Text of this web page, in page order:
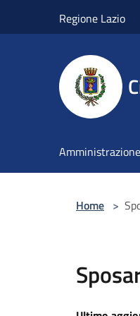
Regione Lazio
Amministrazione
Home >